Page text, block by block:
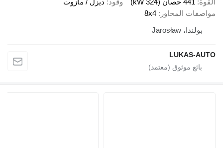
المحاور 8x4
بولندا، Jarosław
LUKAS-